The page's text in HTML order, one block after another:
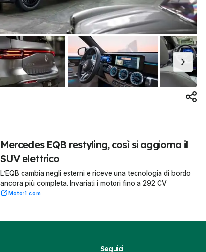
Mercedes EQB restyling, così si aggiorna il
SUV elettrico
L’EQB cambia negli esterni e riceve una tecnologia di bordo
ancora più completa. Invariati i motori fino a 292 CV
Motor1.com
Seguici